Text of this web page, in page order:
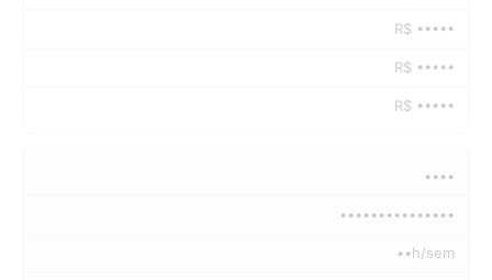
R$ •••••
R$ •••••
R$ •••••
••••
•••••••••••••••
••h/sem